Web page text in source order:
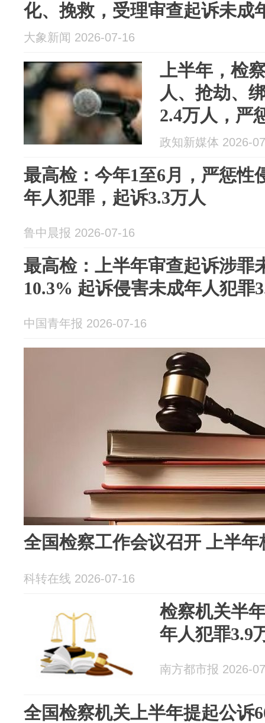
化、挽救，受理审查起诉未成
大象新闻 2026-07-16
上半年，检
人、抢劫、
2.4万人，严
未成年人犯
政知新媒体 2026-
最高检：今年1至6月，严惩性
年人犯罪，起诉3.3万人
鲁中晨报 2026-07-16
最高检：上半年审查起诉涉罪
10.3% 起诉侵害未成年人犯罪
中国青年报 2026-07-16
全国检察工作会议召开 上半
科转在线 2026-07-16
检察机关半
年人犯罪3.9
南方都市报 2026-
全国检察机关上半年提起公诉